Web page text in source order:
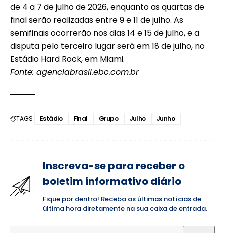
de 4 a 7 de julho de 2026, enquanto as quartas de
final serão realizadas entre 9 e 11 de julho. As
semifinais ocorrerão nos dias 14 e 15 de julho, e a
disputa pelo terceiro lugar será em 18 de julho, no
Estádio Hard Rock, em Miami.
Fonte: agenciabrasil.ebc.com.br
TAGS Estádio Final Grupo Julho Junho
Inscreva-se para receber o
boletim informativo diário
Fique por dentro! Receba as últimas notícias de
última hora diretamente na sua caixa de entrada.